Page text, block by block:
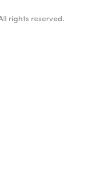
rights reserved.